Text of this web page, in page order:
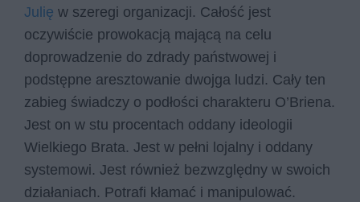
Julię w szeregi organizacji. Całość jest
oczywiście prowokacją mającą na celu
doprowadzenie do zdrady państwowej i
podstępne aresztowanie dwojga ludzi. Cały ten
zabieg świadczy o podłości charakteru O’Briena.
Jest on w stu procentach oddany ideologii
Wielkiego Brata. Jest w pełni lojalny i oddany
systemowi. Jest również bezwzględny w swoich
działaniach. Potrafi kłamać i manipulować.